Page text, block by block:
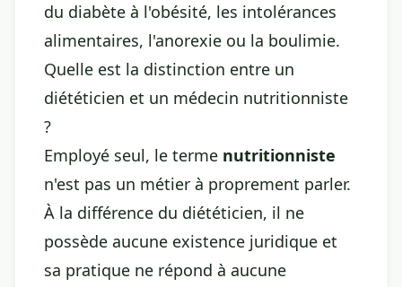
du diabète à l'obésité, les intolérances
alimentaires, l'anorexie ou la boulimie.
Quelle est la distinction entre un
diététicien et un médecin nutritionniste
?
Employé seul, le terme nutritionniste
n'est pas un métier à proprement parler.
À la différence du diététicien, il ne
possède aucune existence juridique et
sa pratique ne répond à aucune